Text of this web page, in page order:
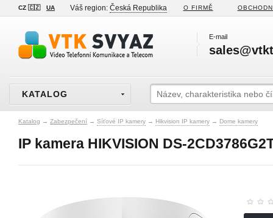
CZ 🇨🇿 UA Váš region: Česká Republika O FIRMĚ
E-mail
KATALOG
Katalog → Zabezpečení → Síťové IP kamery → Hikvision IP kamery → Dome kamery
IP kamera HIKVISION DS-